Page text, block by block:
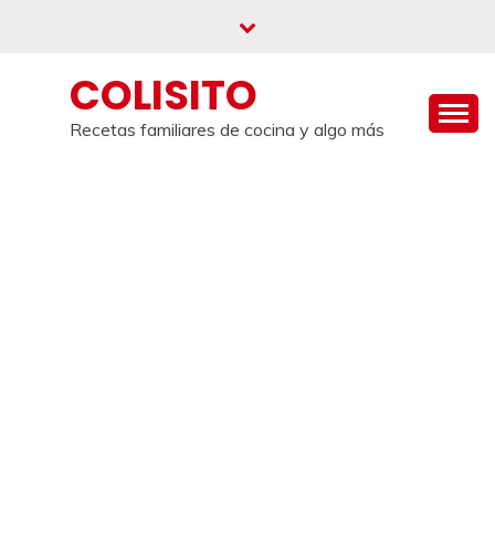
COLISITO
Recetas familiares de cocina y algo más